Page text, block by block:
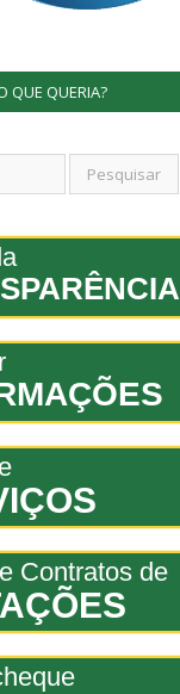
QUE QUERIA?
Contratos de